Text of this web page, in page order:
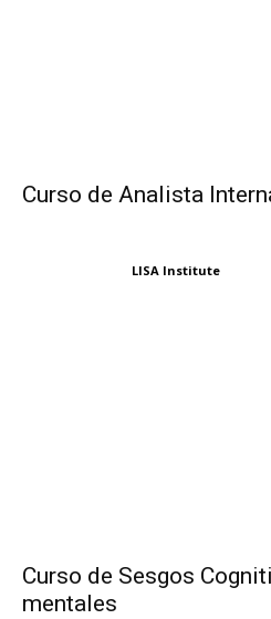
Curso de Analista
LISA Institute
Curso de Sesgos
mentales